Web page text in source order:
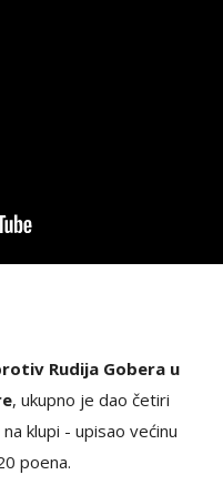
Rudija Gobera u
, ukupno je dao četiri
klupi - upisao većinu
poena.